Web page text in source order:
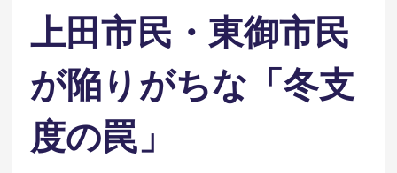
上田市民・東御市民
が陥りがちな「冬支
度の罠」